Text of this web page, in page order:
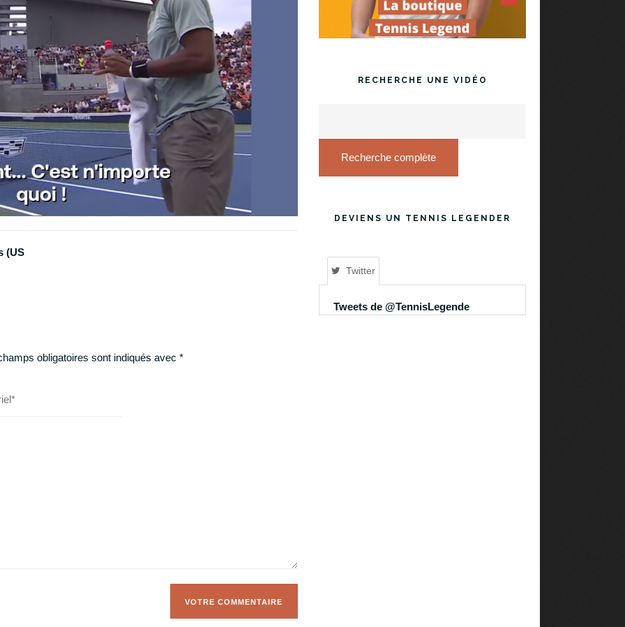
(US
obligatoires sont indiqués avec *
RECHERCHE UNE VIDÉO
Recherche complète
DEVIENS UN TENNIS LEGENDER
Twitter
Tweets de @TennisLegende